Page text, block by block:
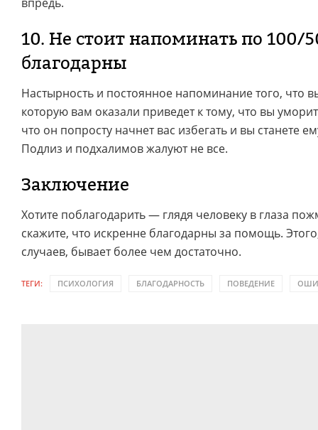
10. Не стоит напоминать по 100/
благодарны
Настырность и постоянное напоминание того, что
которую вам оказали приведет к тому, что вы
что он попросту начнет вас избегать и вы станете
Подлиз и подхалимов жалуют не все.
Заключение
Хотите поблагодарить — глядя человеку в глаза
скажите, что искренне благодарны за помощь.
случаев, бывает более чем достаточно.
ТЕГИ: ПСИХОЛОГИЯ БЛАГОДАРНОСТЬ ПОВЕДЕНИЕ